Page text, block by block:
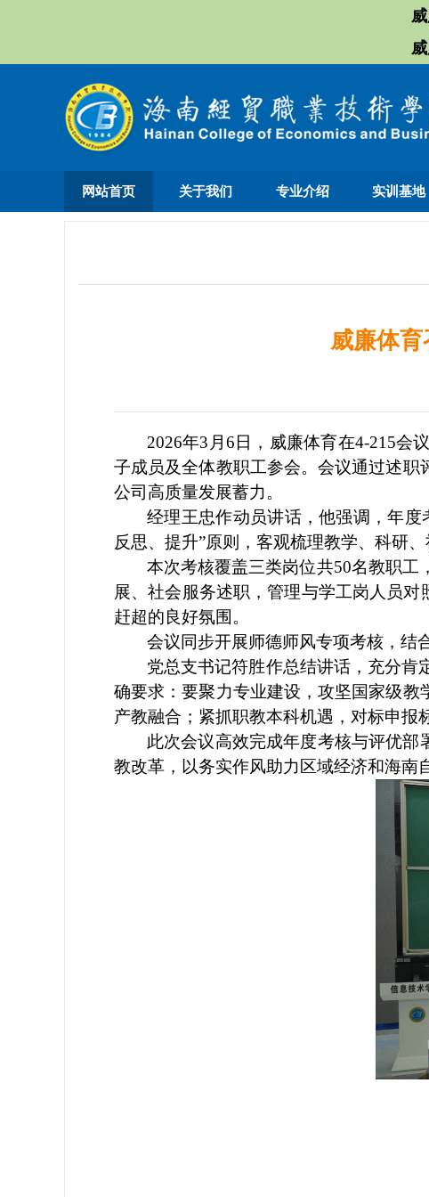
网站首页 关于我们 专业介绍 实训基地
威廉体
2026年3月6日，威廉体育在4-215会
子成员及全体教职工参会。会议通过述职
公司高质量发展蓄力。
经理王忠作动员讲话，他强调，年
反思、提升”原则，客观梳理教学、科研
本次考核覆盖三类岗位共50名教职工
展、社会服务述职，管理与学工岗人员
赶超的良好氛围。
会议同步开展师德师风专项考核，结
党总支书记符胜作总结讲话，充分肯
确要求：要聚力专业建设，攻坚国家级
产教融合；紧抓职教本科机遇，对标申报
此次会议高效完成年度考核与评优
教改革，以务实作风助力区域经济和海南